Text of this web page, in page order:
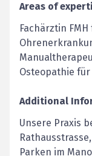
Areas of
Fachärztin
Osteopathie
Additional
Unsere Praxis
Parken im